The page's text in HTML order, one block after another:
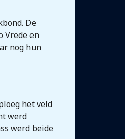
De
Vrede en
nog hun
het veld
werd
werd beide